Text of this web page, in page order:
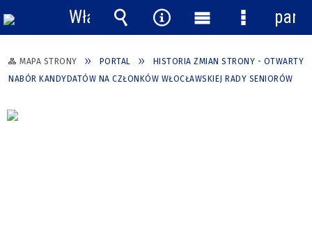
MAPA STRONY PORTAL
HISTORIA ZMIAN STRONY - OTWARTY
NABÓR KANDYDATÓW NA CZŁONKÓW WŁOCŁAWSKIEJ RADY SENIORÓW
Włącz
powiadomienia
Wyszukiwarka
Narzędzia
Menu
główne
Menu
panel